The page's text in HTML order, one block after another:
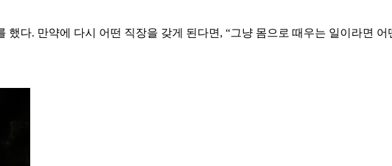
했다. 만약에 다시 어떤 직장을 갖게 된다면, “그냥 몸으로 때우는 일이라면